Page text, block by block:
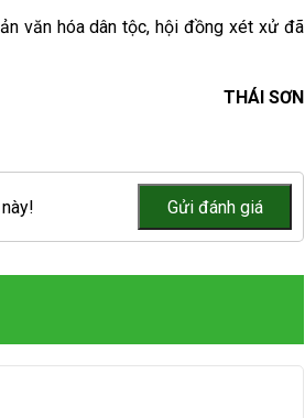
văn hóa dân tộc, hội đồng xét xử đã
THÁI SƠN